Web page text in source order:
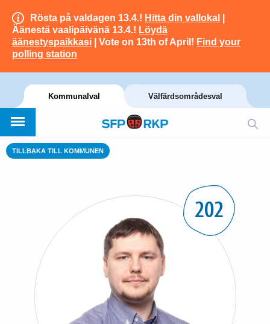
Rösta på valdagen 13.4.! Hitta din vallokal
Äänestä vaalipäivänä 13.4.! Löydä
äänestyspaikkasi | Vote on 13th of April! Find your
polling station
Kommunalval Välfärdsområdesval
TILLBAKA TILL KOMMUNEN
202